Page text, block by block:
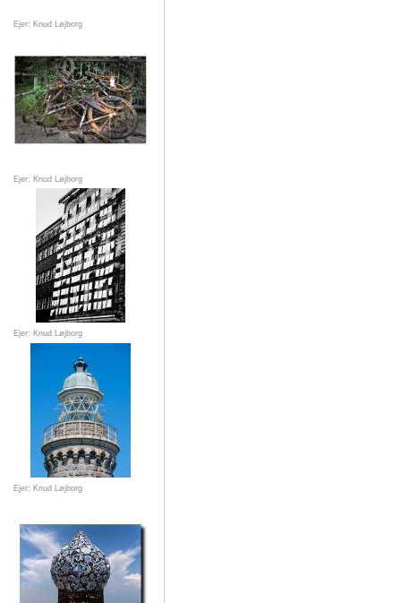
Ejer: Knud Løjborg
Ejer: Knud Løjborg
Ejer: Knud Løjborg
Ejer: Knud Løjborg